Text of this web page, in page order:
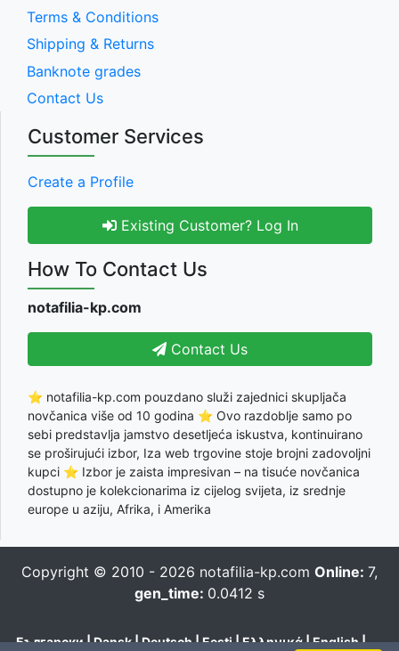
Terms & Conditions
Shipping & Returns
Banknote grades
Contact Us
Customer Services
Create a Profile
Existing Customer? Log In
How To Contact Us
notafilia-kp.com
Contact Us
⭐ notafilia-kp.com pouzdano služi zajednici skupljača
novčanica više od 10 godina ⭐ Ovo razdoblje samo po
sebi predstavlja jamstvo desetljeća iskustva, kontinuirano
se proširujući izbor, Iza web trgovine stoje brojni zadovoljni
kupci ⭐ Izbor je zaista impresivan – na tisuće novčanica
dostupno je kolekcionarima iz cijelog svijeta, iz srednje
europe u aziju, Afrika, i Amerika
Copyright © 2010 - 2026 notafilia-kp.com Online: 7,
gen_time: 0.0412 s
Български|Dansk|Deutsch|Eesti|Ελληνικά|English|